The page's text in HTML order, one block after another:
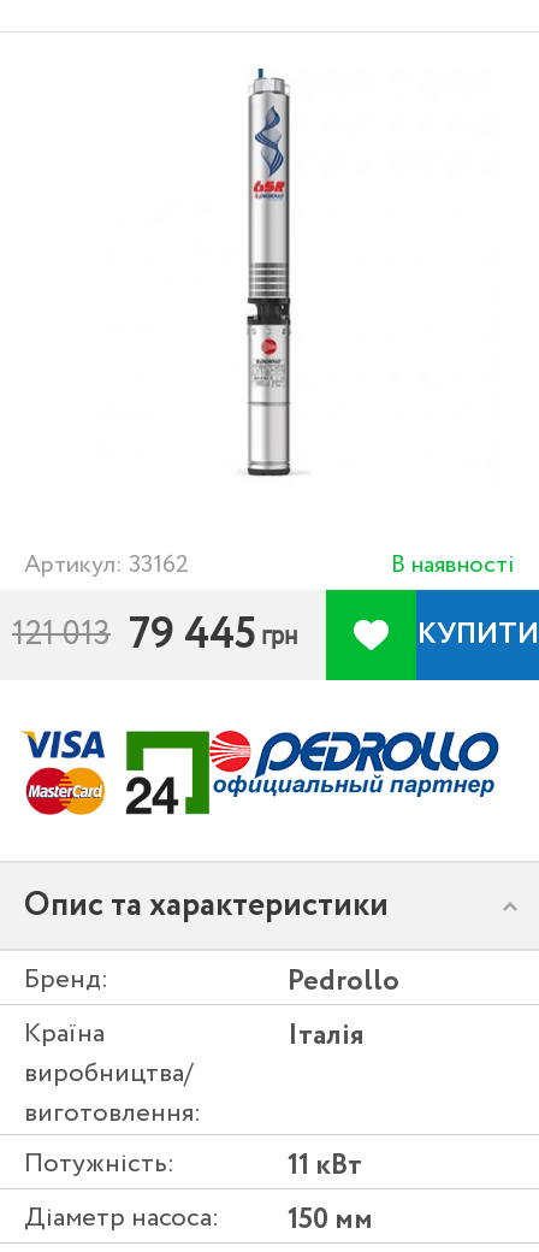
Артикул: 33162 В наявності
121 013 79 445 грн КУПИТИ
Опис та характеристики
Бренд: Pedrollo
Країна
виробництва/
виготовлення:
Італія
Потужність: 11 кВт
Діаметр насоса: 150 мм